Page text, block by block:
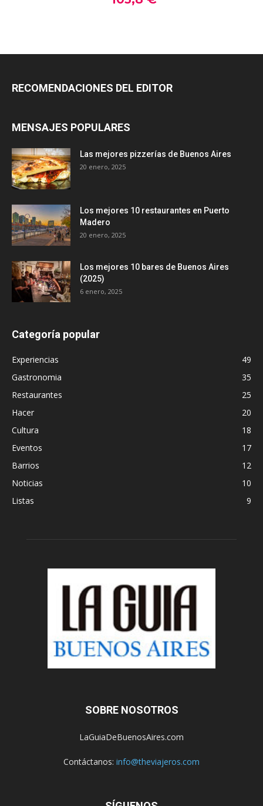
RECOMENDACIONES DEL EDITOR
MENSAJES POPULARES
Las mejores pizzerías de Buenos Aires
20 enero, 2025
Los mejores 10 restaurantes en Puerto
Madero
20 enero, 2025
Los mejores 10 bares de Buenos Aires
(2025)
6 enero, 2025
Categoría popular
Experiencias
49
Gastronomia
35
Restaurantes
25
Hacer
20
Cultura
18
Eventos
17
Barrios
12
Noticias
10
Listas
9
SOBRE NOSOTROS
LaGuiaDeBuenosAires.com
Contáctanos: info@theviajeros.com